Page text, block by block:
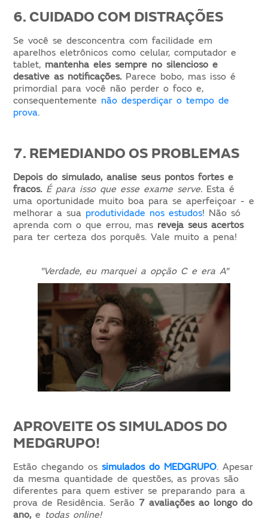
6. CUIDADO COM DISTRAÇÕES
Se você se desconcentra com facilidade em
aparelhos eletrônicos como celular, computador e
tablet, mantenha eles sempre no silencioso e
desative as notificações.Parece bobo, mas isso é
primordial para você não perder o foco e,
consequentemente não desperdiçar o tempo de
prova.
7. REMEDIANDO OS PROBLEMAS
Depois do simulado, analise seus pontos fortes e
fracos. É para isso que esse exame serve. Esta é
uma oportunidade muito boa para se aperfeiçoar - e
melhorar a sua produtividade nos estudos! Não só
aprenda com o que errou, mas reveja seus acertos
para ter certeza dos porquês. Vale muito a pena!
"Verdade, eu marquei a opção C e era A"
APROVEITE OS SIMULADOS DO
MEDGRUPO!
Estão chegando ossimulados do MEDGRUPO. Apesar
da mesma quantidade de questões, as provas são
diferentes para quem estiver se preparando para a
prova de Residência. Serão 7 avaliações ao longo do
ano,e todas online!